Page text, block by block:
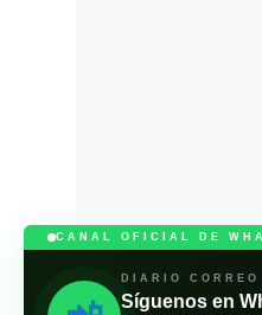
CANAL OFICIAL DE
DIARIO CORREO
Síguenos en